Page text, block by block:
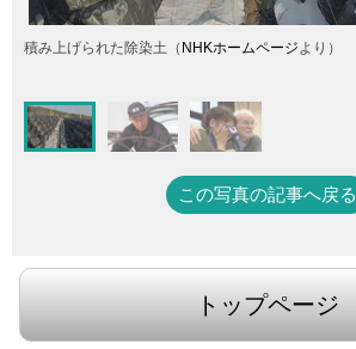
積み上げられた除染土（ NHKホームページより）
この写真の記事へ戻る
トップページ